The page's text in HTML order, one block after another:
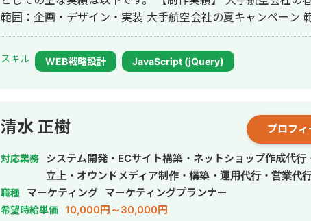
範囲：企画・デザイン・実装 大手航空会社の夏キャンペーン
ザイン・実装 大手人材会社採用サイト 範囲：採用戦略・デザ
スダック上場IT企業採用サイト 範囲：デザイン・実装 --- マー
ンのスタートアップでは、以下の主な事例がございます。 【マ
ングの戦略の立案や、マネタイズを意識したプロダクト開発
より、経営者目線で、貴社の事業やプロダクトをグロースさせ
と存じます。 まずは、お気軽にご連絡いただけますと幸いです。 素敵なご縁を
ありがとうございます。
スキル WEB戦略設計 JavaScript (jQuery)
清水 正樹 プロフィ
対応業務
システム開発・ECサイト構築・ネットショップ作成代行
立上・オウンドメディア制作・構築・運用代行・営業代
職種 マーケティング マーケティングプランナー
希望時給単価 10,000円～30,000円